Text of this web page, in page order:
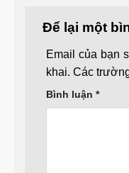
Để lại một
Email của bạn
khai. Các
Bình luận *